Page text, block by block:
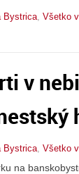
Bystrica, Všetko
v
Bystrica Všetko
na